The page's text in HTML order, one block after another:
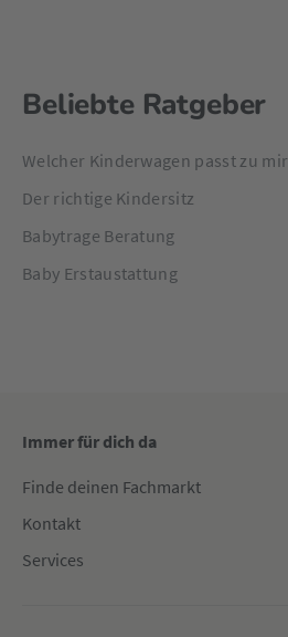
Beliebte Ratgeber
Welcher Kinderwagen passt zu mir
Der richtige Kindersitz
Babytrage Beratung
Baby Erstaustattung
Immer für dich da
Finde deinen Fachmarkt
Kontakt
Services